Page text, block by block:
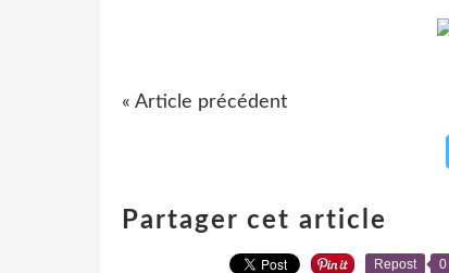
« Article précédent
Partager cet article
Repost 0